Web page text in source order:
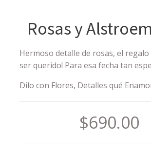
Rosas y
Hermoso detalle de rosas, el
ser querido! Para esa fecha tan
Dilo con Flores, Detalles qué
$690.00